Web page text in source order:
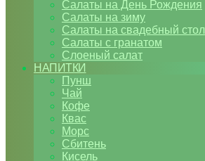
Салаты на День Рождения
Салаты на зиму
Салаты на свадебный стол
Салаты с гранатом
Слоеный салат
НАПИТКИ
Пунш
Чай
Кофе
Квас
Морс
Сбитень
Кисель